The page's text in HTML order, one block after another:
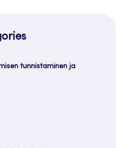
tunnistaminen ja